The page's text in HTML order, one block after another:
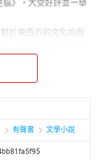
》，大受好評並一舉
於東西方的文化均有
性剖析的寫作方式，
獲日本民眾的心。今
文豪。代表作品有
《三四郎》等。
發行單位，由獲得八
。翁曼寧，尚儀數位
產學合作配音員。
有聲書 文學小說